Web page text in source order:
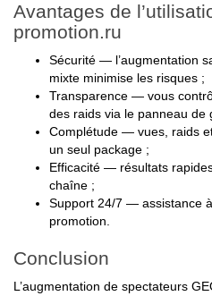
Avantages de
promotion.ru
Sécurité — l’augmentation
mixte minimise les risques ;
Transparence — vous
des raids via le panneau de
Complétude — vues, raids
un seul package ;
Efficacité — résultats
chaîne ;
Support 24/7 — assistance
promotion.
Conclusion
L’augmentation de spectateurs